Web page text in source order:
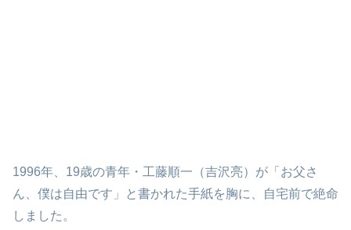
1996年、19歳の青年・工藤順一（吉沢亮）が「お父さ
ん、僕は自由です」と書かれた手紙を胸に、自宅前で絶命
しました。